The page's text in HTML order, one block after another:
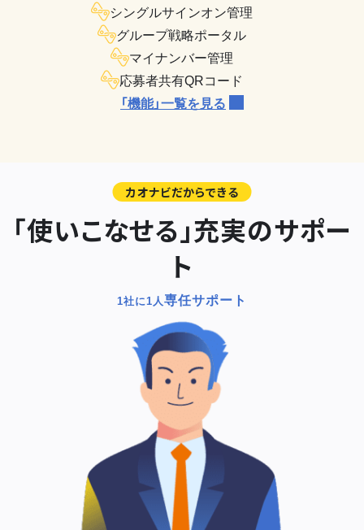
シングルサインオン管理
グループ戦略ポータル
マイナンバー管理
応募者共有QRコード
「機能」一覧を見る
カオナビだからできる
「使いこなせる」充実のサポー
ト
1社に1人専任サポート